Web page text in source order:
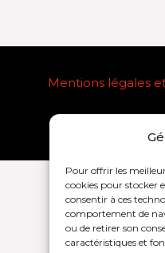
Pour offrir les
cookies pour stocker
consentir à ces
comportement de
ou de retirer son
caractéristiques et
Mentions légales